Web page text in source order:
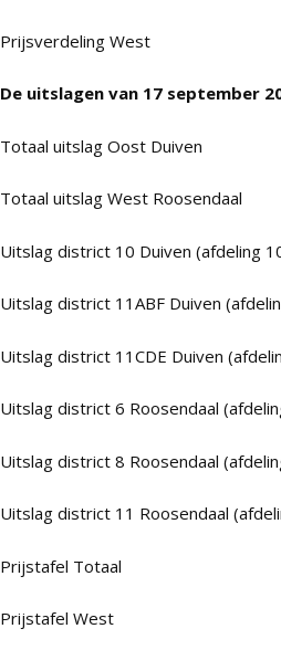
Prijsverdeling West
De uitslagen van 17 september
Totaal uitslag Oost Duiven
Totaal uitslag West Roosendaal
Uitslag district 10 Duiven (afdeling
Uitslag district 11ABF Duiven
Uitslag district 11CDE Duiven
Uitslag district 6 Roosendaal
Uitslag district 8 Roosendaal
Uitslag district 11 Roosendaal
Prijstafel Totaal
Prijstafel West